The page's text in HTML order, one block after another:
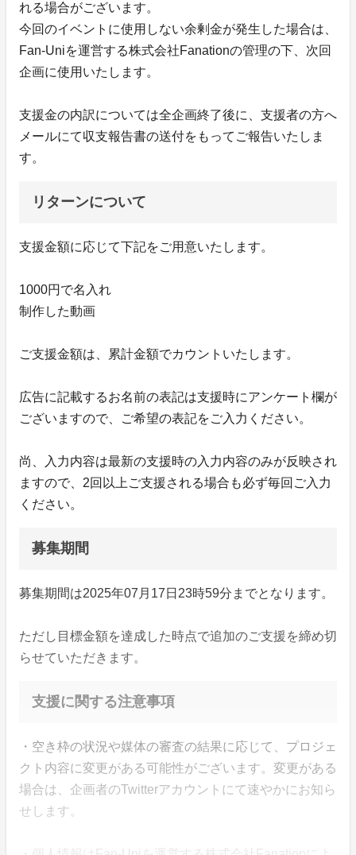
れる場合がございます。
今回のイベントに使用しない余剰金が発生した場合は、
Fan-Uniを運営する株式会社Fanationの管理の下、次回
企画に使用いたします。
支援金の内訳については全企画終了後に、支援者の方へ
メールにて収支報告書の送付をもってご報告いたしま
す。
リターンについて
支援金額に応じて下記をご用意いたします。
1000円で名入れ
制作した動画
ご支援金額は、累計金額でカウントいたします。
広告に記載するお名前の表記は支援時にアンケート欄が
ございますので、ご希望の表記をご入力ください。
尚、入力内容は最新の支援時の入力内容のみが反映され
ますので、2回以上ご支援される場合も必ず毎回ご入力
ください。
募集期間
募集期間は2025年07月17日23時59分までとなります。
ただし目標金額を達成した時点で追加のご支援を締め切
らせていただきます。
支援に関する注意事項
・空き枠の状況や媒体の審査の結果に応じて、プロジェ
クト内容に変更がある可能性がございます。変更がある
場合は、企画者のTwitterアカウントにて速やかにお知ら
せします。